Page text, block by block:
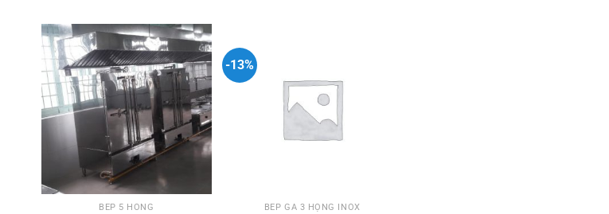
BẾP 5 HỒNG
-13%
BẾP GA 3 HỌNG INOX